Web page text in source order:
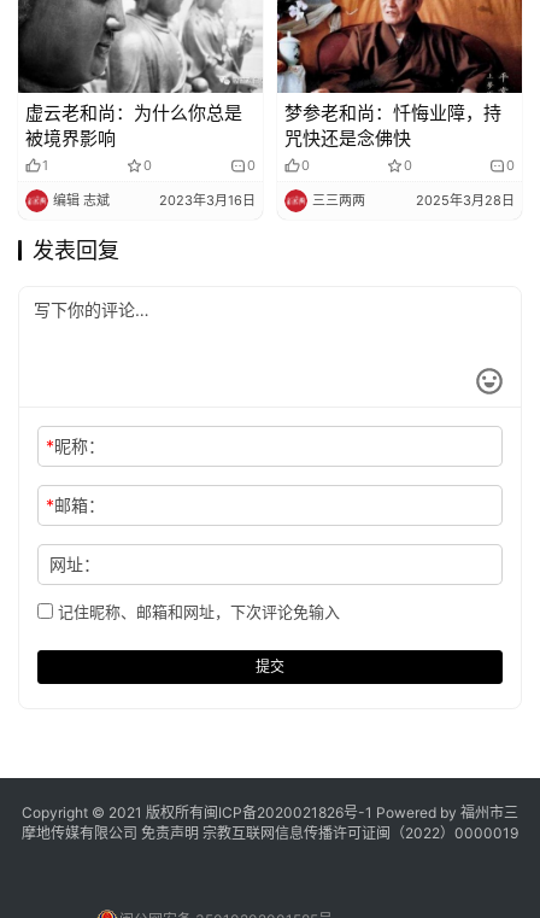
虚云老和尚：为什么你总是
被境界影响
1 0 0
编辑 志斌 2023年3月16日
梦参老和尚：忏悔业障，持
咒快还是念佛快
0 0 0
三三两两 2025年3月28日
发表回复
*昵称：
*邮箱：
网址：
记住昵称、邮箱和网址，下次评论免输入
提交
Copyright © 2021 版权所有闽ICP备2020021826号-1 Powered by 福州市三
摩地传媒有限公司 免责声明 宗教互联网信息传播许可证闽（2022）0000019